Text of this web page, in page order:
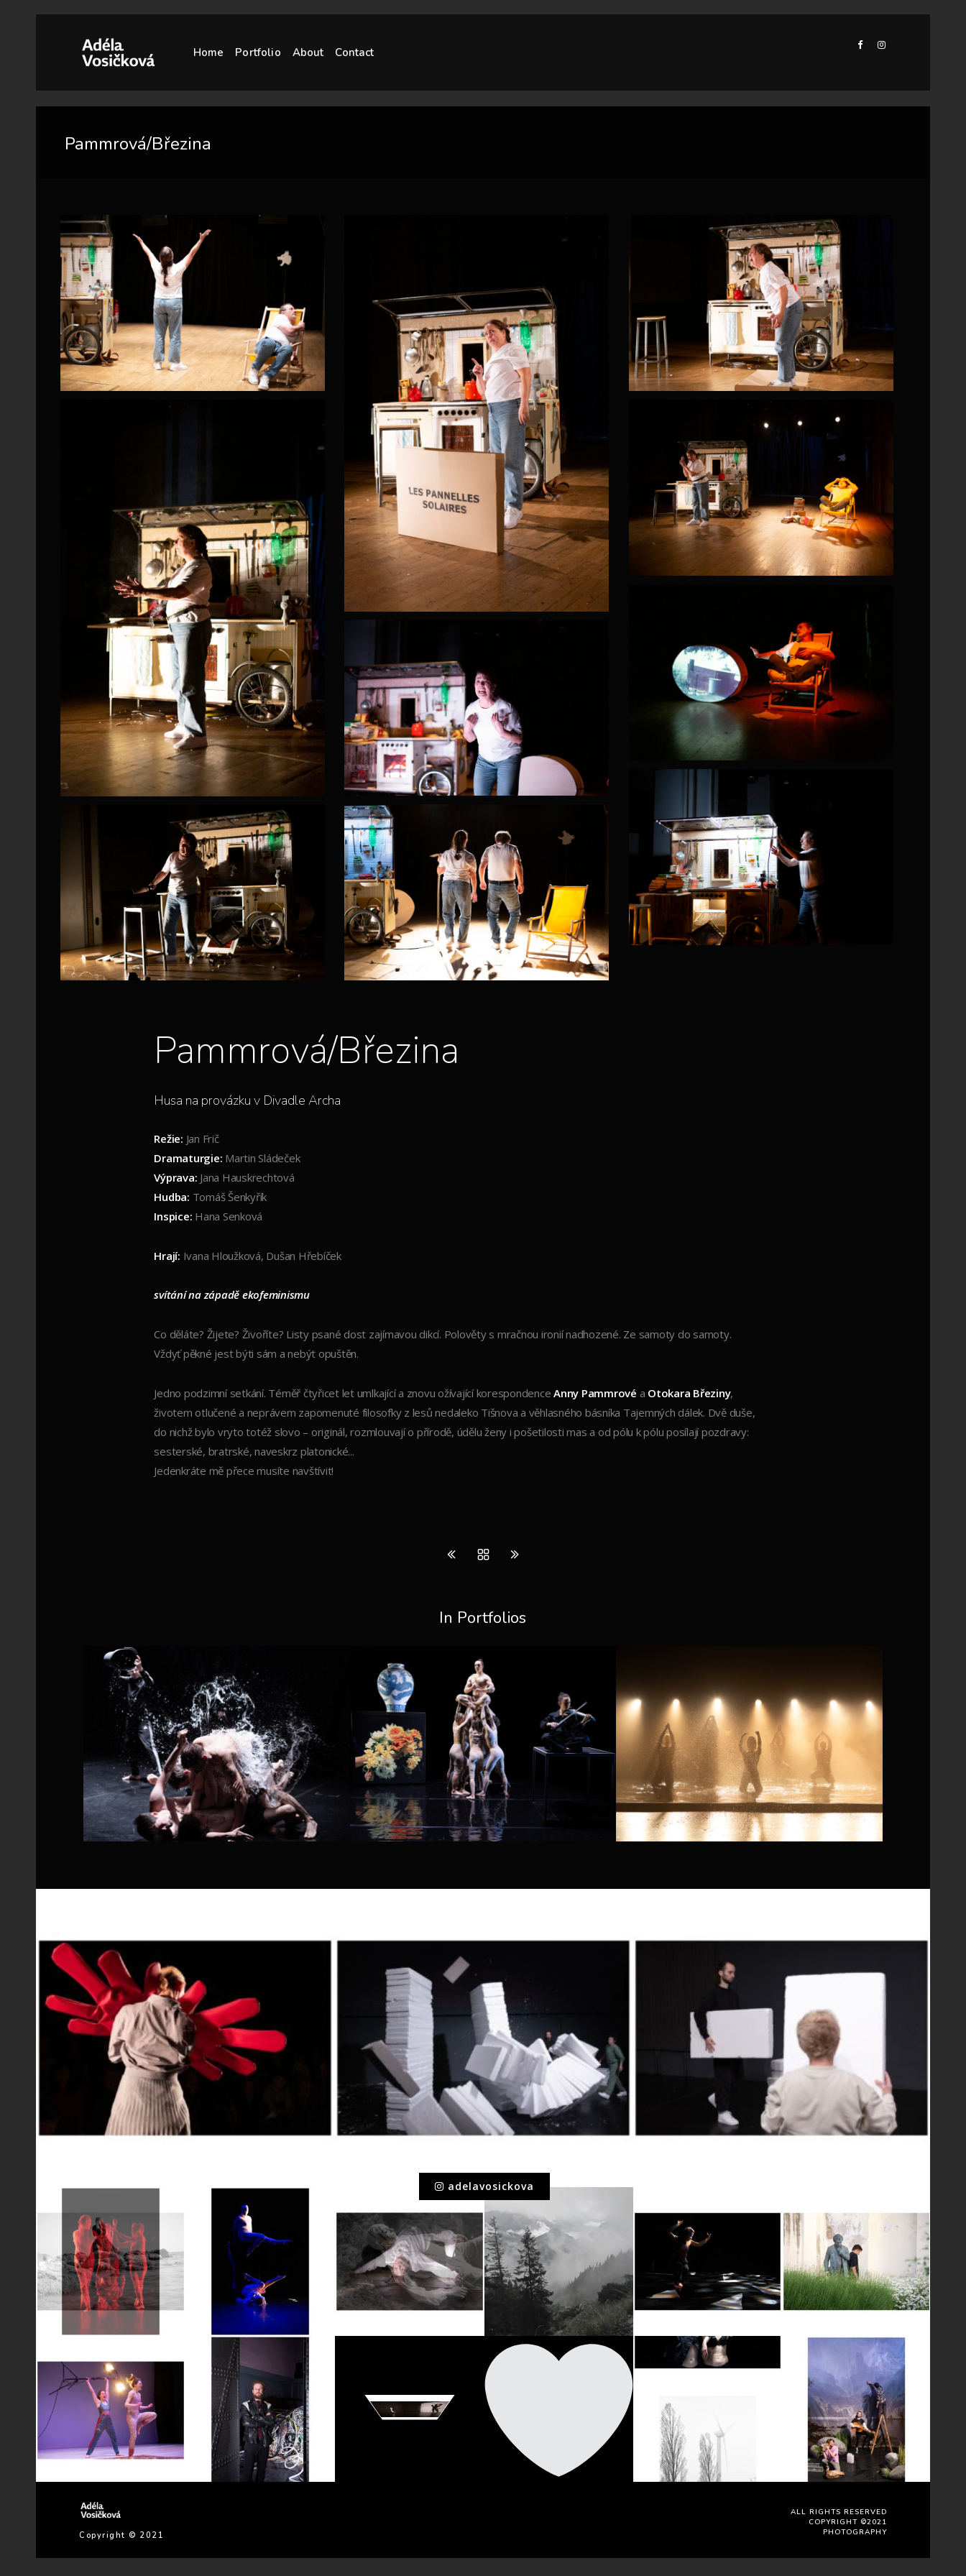
Home Portfolio About Contact
Pammrová/Březina
Pammrová/Březina
Husa na provázku v Divadle Archa
Režie: Jan Frič
Dramaturgie: Martin Sládeček
Výprava: Jana Hauskrechtová
Hudba: Tomáš Šenkyřík
Inspice: Hana Senková
Hrají: Ivana Hloužková, Dušan Hřebíček
svítání na západě ekofeminismu
Co děláte? Žijete? Živoříte? Listy psané dost zajímavou dikcí. Polověty s mračnou ironií nadhozené. Ze samoty do samoty.
Vždyť pěkné jest býti sám a nebýt opuštěn.
Jedno podzimní setkání. Téměř čtyřicet let umlkající a znovu ožívající korespondenceAnny Pammrové a Otokara Březiny,
životem otlučené a neprávem zapomenuté filosofky z lesů nedaleko Tišnova a věhlasného básníka Tajemných dálek. Dvě duše,
do nichž bylo vryto totéž slovo – originál, rozmlouvají o přírodě, údělu ženy i pošetilosti mas a od pólu k pólu posílají pozdravy:
sesterské, bratrské, naveskrz platonické...
Jedenkráte mě přece musíte navštívit!
In Portfolios
adelavosickova
Copyright © 2021
ALL RIGHTS RESERVED
COPYRIGHT ©2021
PHOTOGRAPHY